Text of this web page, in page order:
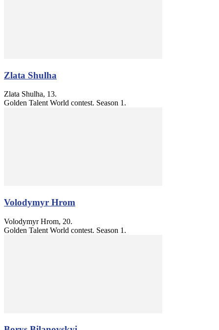
Zlata Shulha
Zlata Shulha, 13.
Golden Talent World contest. Season 1.
Volodymyr Hrom
Volodymyr Hrom, 20.
Golden Talent World contest. Season 1.